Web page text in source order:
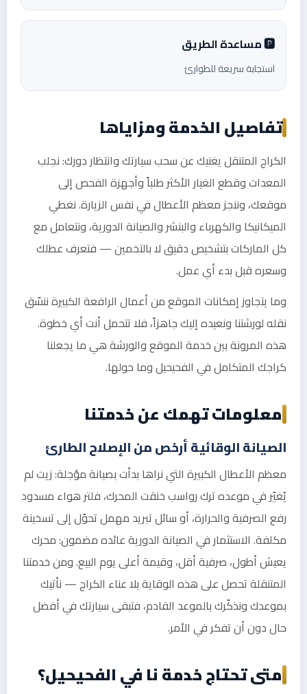
🅿️ مساعدة الطريق
استجابة سريعة للطوارئ
تفاصيل الخدمة ومزاياها
الكراج المتنقل يغنيك عن سحب سيارتك وانتظار دورك: نجلب
المعدات وقطع الغيار الأكثر طلباً وأجهزة الفحص إلى
موقعك، وننجز معظم الأعطال في نفس الزيارة. نغطي
الميكانيكا والكهرباء والبنشر والصيانة الدورية، ونتعامل مع
كل الماركات بتشخيص دقيق لا بالتخمين — فتعرف عطلك
وسعره قبل بدء أي عمل.
وما يتجاوز إمكانات الموقع من أعمال الرافعة الكبيرة ننسّق
نقله لورشتنا ونعيده إليك جاهزاً، فلا تتحمل أنت أي خطوة.
هذه المرونة بين خدمة الموقع والورشة هي ما يجعلنا
كراجك المتكامل في الفحيحيل وما حولها.
معلومات تهمك عن خدمتنا
الصيانة الوقائية أرخص من الإصلاح الطارئ
معظم الأعطال الكبيرة التي نراها بدأت بصيانة مؤجلة: زيت لم
يُغيّر في موعده ترك رواسب خنقت المحرك، فلتر هواء مسدود
رفع الصرفية والحرارة، أو سائل تبريد مهمل تحوّل إلى تسخينة
مكلفة. الاستثمار في الصيانة الدورية عائده مضمون: محرك
يعيش أطول، صرفية أقل، وقيمة أعلى يوم البيع. ومن خدمتنا
المتنقلة تحصل على هذه الوقاية بلا عناء الكراج — نأتيك
بموعدك ونذكّرك بالموعد القادم، فتبقى سيارتك في أفضل
حال دون أن تفكر في الأمر.
متى تحتاج خدمة نا في الفحيحيل؟